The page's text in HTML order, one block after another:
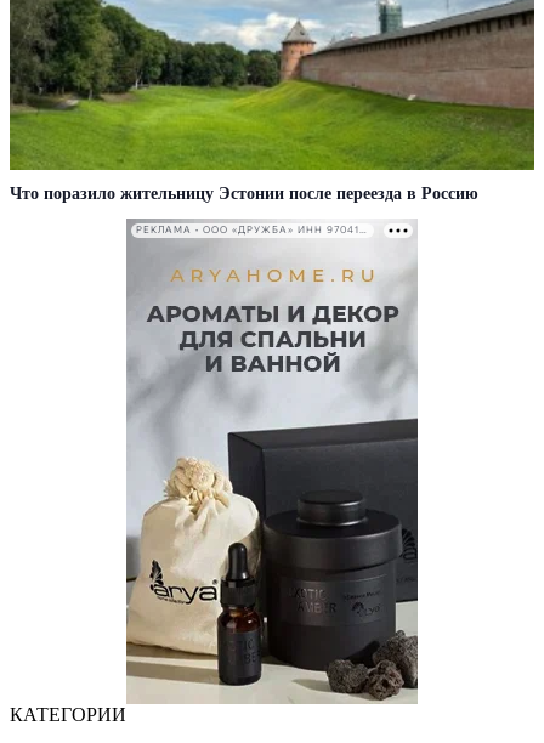
Что поразило жительницу Эстонии после переезда в Россию
РЕКЛАМА • ООО «ДРУЖБА» ИНН 9704146411
КАТЕГОРИИ